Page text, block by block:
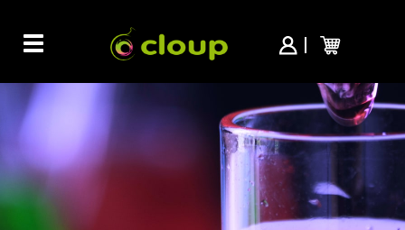
Toggle
navigation